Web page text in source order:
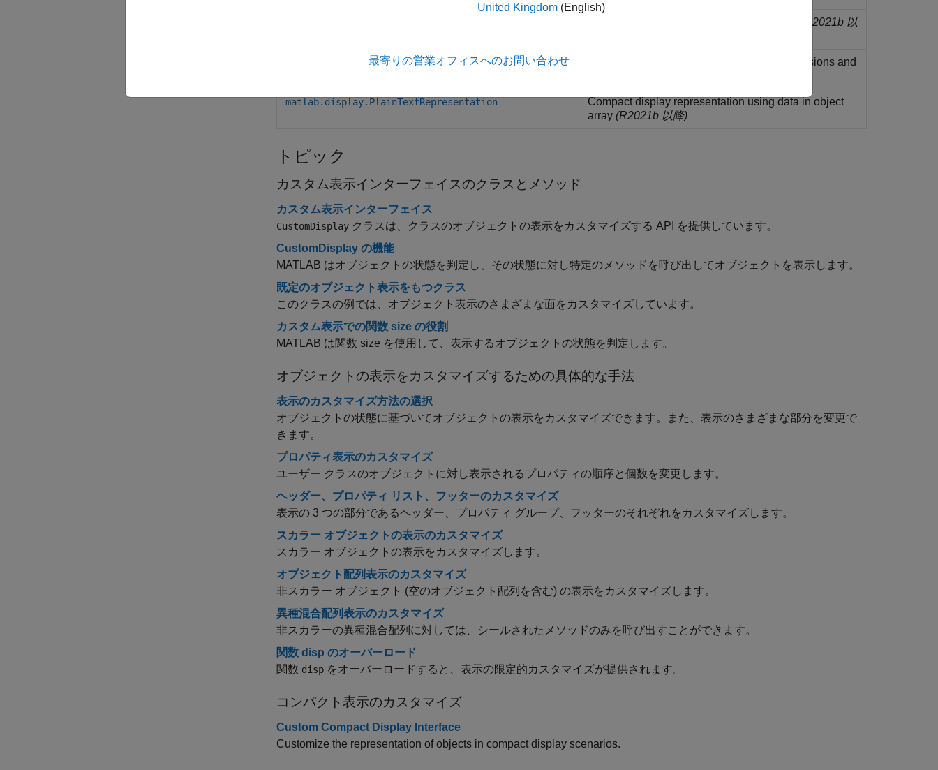
(R2021b 以
matlab.display.DimensionsAndClassNameRepresentation
Compact display representation using dimensions and
matlab.display.PlainTextRepresentation
Compact display representation using data in object
array (R2021b 以降)
トピック
カスタム表示インターフェイスのクラスとメソッド
カスタム表示インターフェイス
CustomDisplay クラスは、クラスのオブジェクトの表示をカスタマイズする API を提供しています。
CustomDisplay の機能
MATLAB はオブジェクトの状態を判定し、その状態に対し特定のメソッドを呼び出してオブジェクトを表示します。
既定のオブジェクト表示をもつクラス
このクラスの例では、オブジェクト表示のさまざまな面をカスタマイズしています。
カスタム表示での関数 size の役割
MATLAB は関数 size を使用して、表示するオブジェクトの状態を判定します。
オブジェクトの表示をカスタマイズするための具体的な手法
表示のカスタマイズ方法の選択
オブジェクトの状態に基づいてオブジェクトの表示をカスタマイズできます。また、表示のさまざまな部分を変更で
きます。
プロパティ表示のカスタマイズ
ユーザー クラスのオブジェクトに対し表示されるプロパティの順序と個数を変更します。
ヘッダー、プロパティ リスト、フッターのカスタマイズ
表示の 3 つの部分であるヘッダー、プロパティ グループ、フッターのそれぞれをカスタマイズします。
スカラー オブジェクトの表示のカスタマイズ
スカラー オブジェクトの表示をカスタマイズします。
オブジェクト配列表示のカスタマイズ
非スカラー オブジェクト (空のオブジェクト配列を含む) の表示をカスタマイズします。
異種混合配列表示のカスタマイズ
非スカラーの異種混合配列に対しては、シールされたメソッドのみを呼び出すことができます。
関数 disp のオーバーロード
関数 disp をオーバーロードすると、表示の限定的カスタマイズが提供されます。
コンパクト表示のカスタマイズ
Custom Compact Display Interface
Customize the representation of objects in compact display scenarios.
United Kingdom (English)
最寄りの営業オフィスへのお問い合わせ